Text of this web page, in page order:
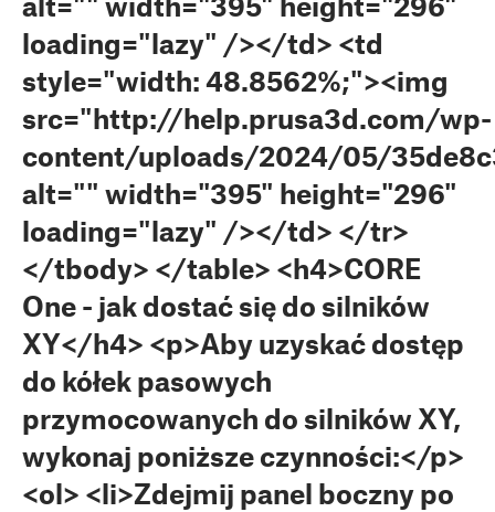
loading="lazy" /></td> <td
style="width: 48.8562%;"><img
src="http://help.prusa3d.com/wp-
content/uploads/2024/05/
alt="" width="395" height="296"
loading="lazy" /></td> </tr>
</tbody> </table> <h4>CORE
One - jak dostać się do silników
XY</h4> <p>Aby uzyskać dostęp
do kółek pasowych
przymocowanych do silników XY,
wykonaj poniższe czynności:</p>
<ol> <li>Zdejmij panel boczny po